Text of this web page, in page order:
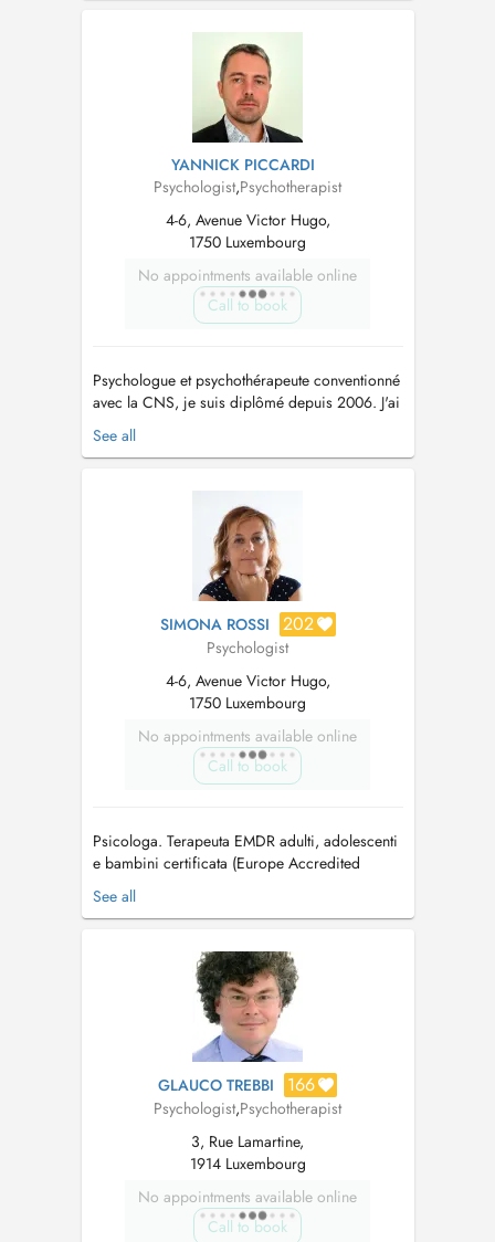
uma abordagem global e benevolente que
considera todos os aspectos da vida de seus
YANNICK PICCARDI
Psychologist,Psychotherapist
4-6, Avenue Victor Hugo,
1750 Luxembourg
No appointments available online
Call to book
Psychologue et psychothérapeute conventionné
avec la CNS, je suis diplômé depuis 2006. J'ai
exercé durant de nombreuses années en
psychiatrie auprès d'adolescents et d'adultes
variée, au contact de problémati...
See all
SIMONA ROSSI 202
Psychologist
4-6, Avenue Victor Hugo,
1750 Luxembourg
No appointments available online
Call to book
Psicologa. Terapeuta EMDR adulti, adolescenti
e bambini certificata (Europe Accredited
Practitioner, EMDR Europe Accredited Child &
Adolescent Practitioner). Sono dottoranda in
sono laureata all'Università Pontificia Salesiana
di Roma con il massim...
See all
GLAUCO TREBBI 166
Psychologist,Psychotherapist
3, Rue Lamartine,
1914 Luxembourg
No appointments available online
Call to book